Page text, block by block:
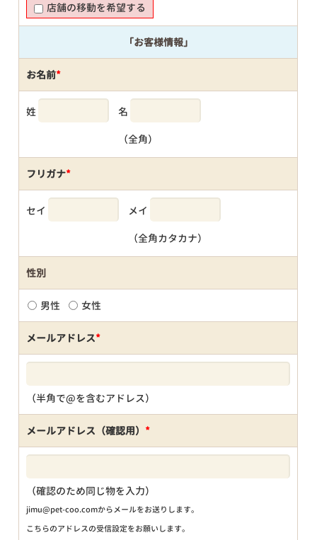
店舗の移動を希望する
「お客様情報」
お名前*
姓 名
（全角）
フリガナ*
セイ メイ
（全角カタカナ）
性別
男性 女性
メールアドレス*
（半角で@を含むアドレス）
メールアドレス（確認用） *
（確認のため同じ物を入力）
jimu@pet-coo.comからメールをお送りします。
こちらのアドレスの受信設定をお願いします。